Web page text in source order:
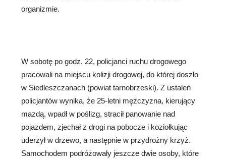
organizmie.
W sobotę po godz. 22, policjanci ruchu drogowego
pracowali na miejscu kolizji drogowej, do której doszło
w Siedleszczanach (powiat tarnobrzeski). Z ustaleń
policjantów wynika, że 25-letni mężczyzna, kierujący
mazdą, wpadł w poślizg, stracił panowanie nad
pojazdem, zjechał z drogi na pobocze i koziołkując
uderzył w drzewo, a następnie w przydrożny krzyż.
Samochodem podróżowały jeszcze dwie osoby, które